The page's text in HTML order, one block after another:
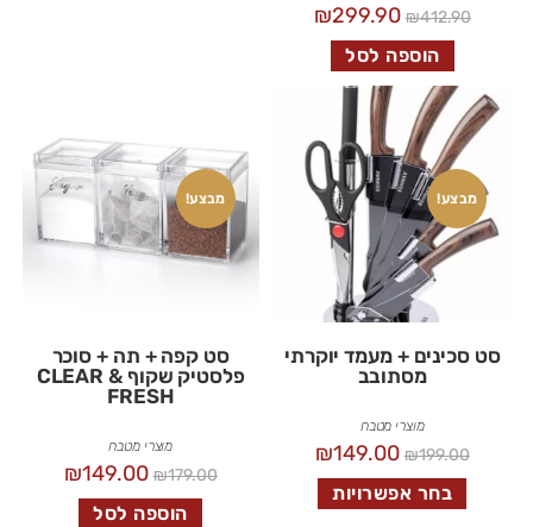
₪412.90
₪299.90
הוספה לסל
מבצע!
סט סכינים + מעמד יוקרתי
מסתובב
מוצרי מטבח
₪199.00
₪149.00
בחר אפשרויות
מבצע!
סט קפה + תה + סוכר
פלסטיק שקוף CLEAR &
FRESH
מוצרי מטבח
₪179.00
₪149.00
הוספה לסל